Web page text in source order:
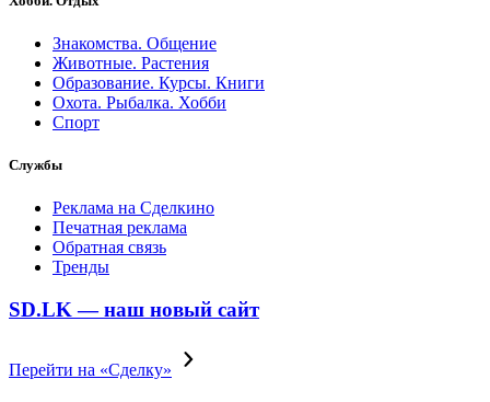
Знакомства. Общение
Животные. Растения
Образование. Курсы. Книги
Охота. Рыбалка. Хобби
Спорт
Службы
Реклама на Сделкино
Печатная реклама
Обратная связь
Тренды
SD.LK — наш новый сайт
Перейти на «Сделку»